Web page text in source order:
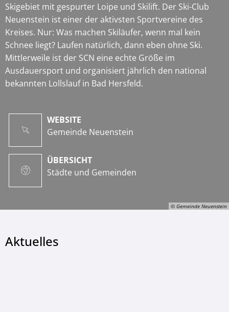
© Gemeinde Neuenstein
Skigebiet mit gespurter Loipe und Skilift. Der Ski-Club
Neuenstein ist einer der aktivsten Sportvereine des
Kreises. Nur: Was machen Skiläufer, wenn mal kein
Schnee liegt? Laufen natürlich, dann eben ohne Ski.
Mittlerweile ist der SCN eine echte Größe im
Ausdauersport und organisiert jährlich den national
bekannten Lollslauf in Bad Hersfeld.
WEBSITE
Gemeinde Neuenstein
ÜBERSICHT
Städte und Gemeinden
Aktuelles